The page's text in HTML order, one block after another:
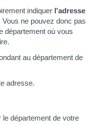
indiquer l'adresse
Vous ne pouvez donc pas
département où vous
au département de
adresse.
département de votre